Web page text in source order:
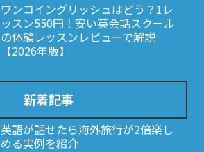
ワンコイングリッシュはどう？1レ
ッスン550円！安い英会話スクール
の体験レッスンレビューで解説
【2026年版】
新着記事
英語が話せたら海外旅行が2倍楽し
める実例を紹介